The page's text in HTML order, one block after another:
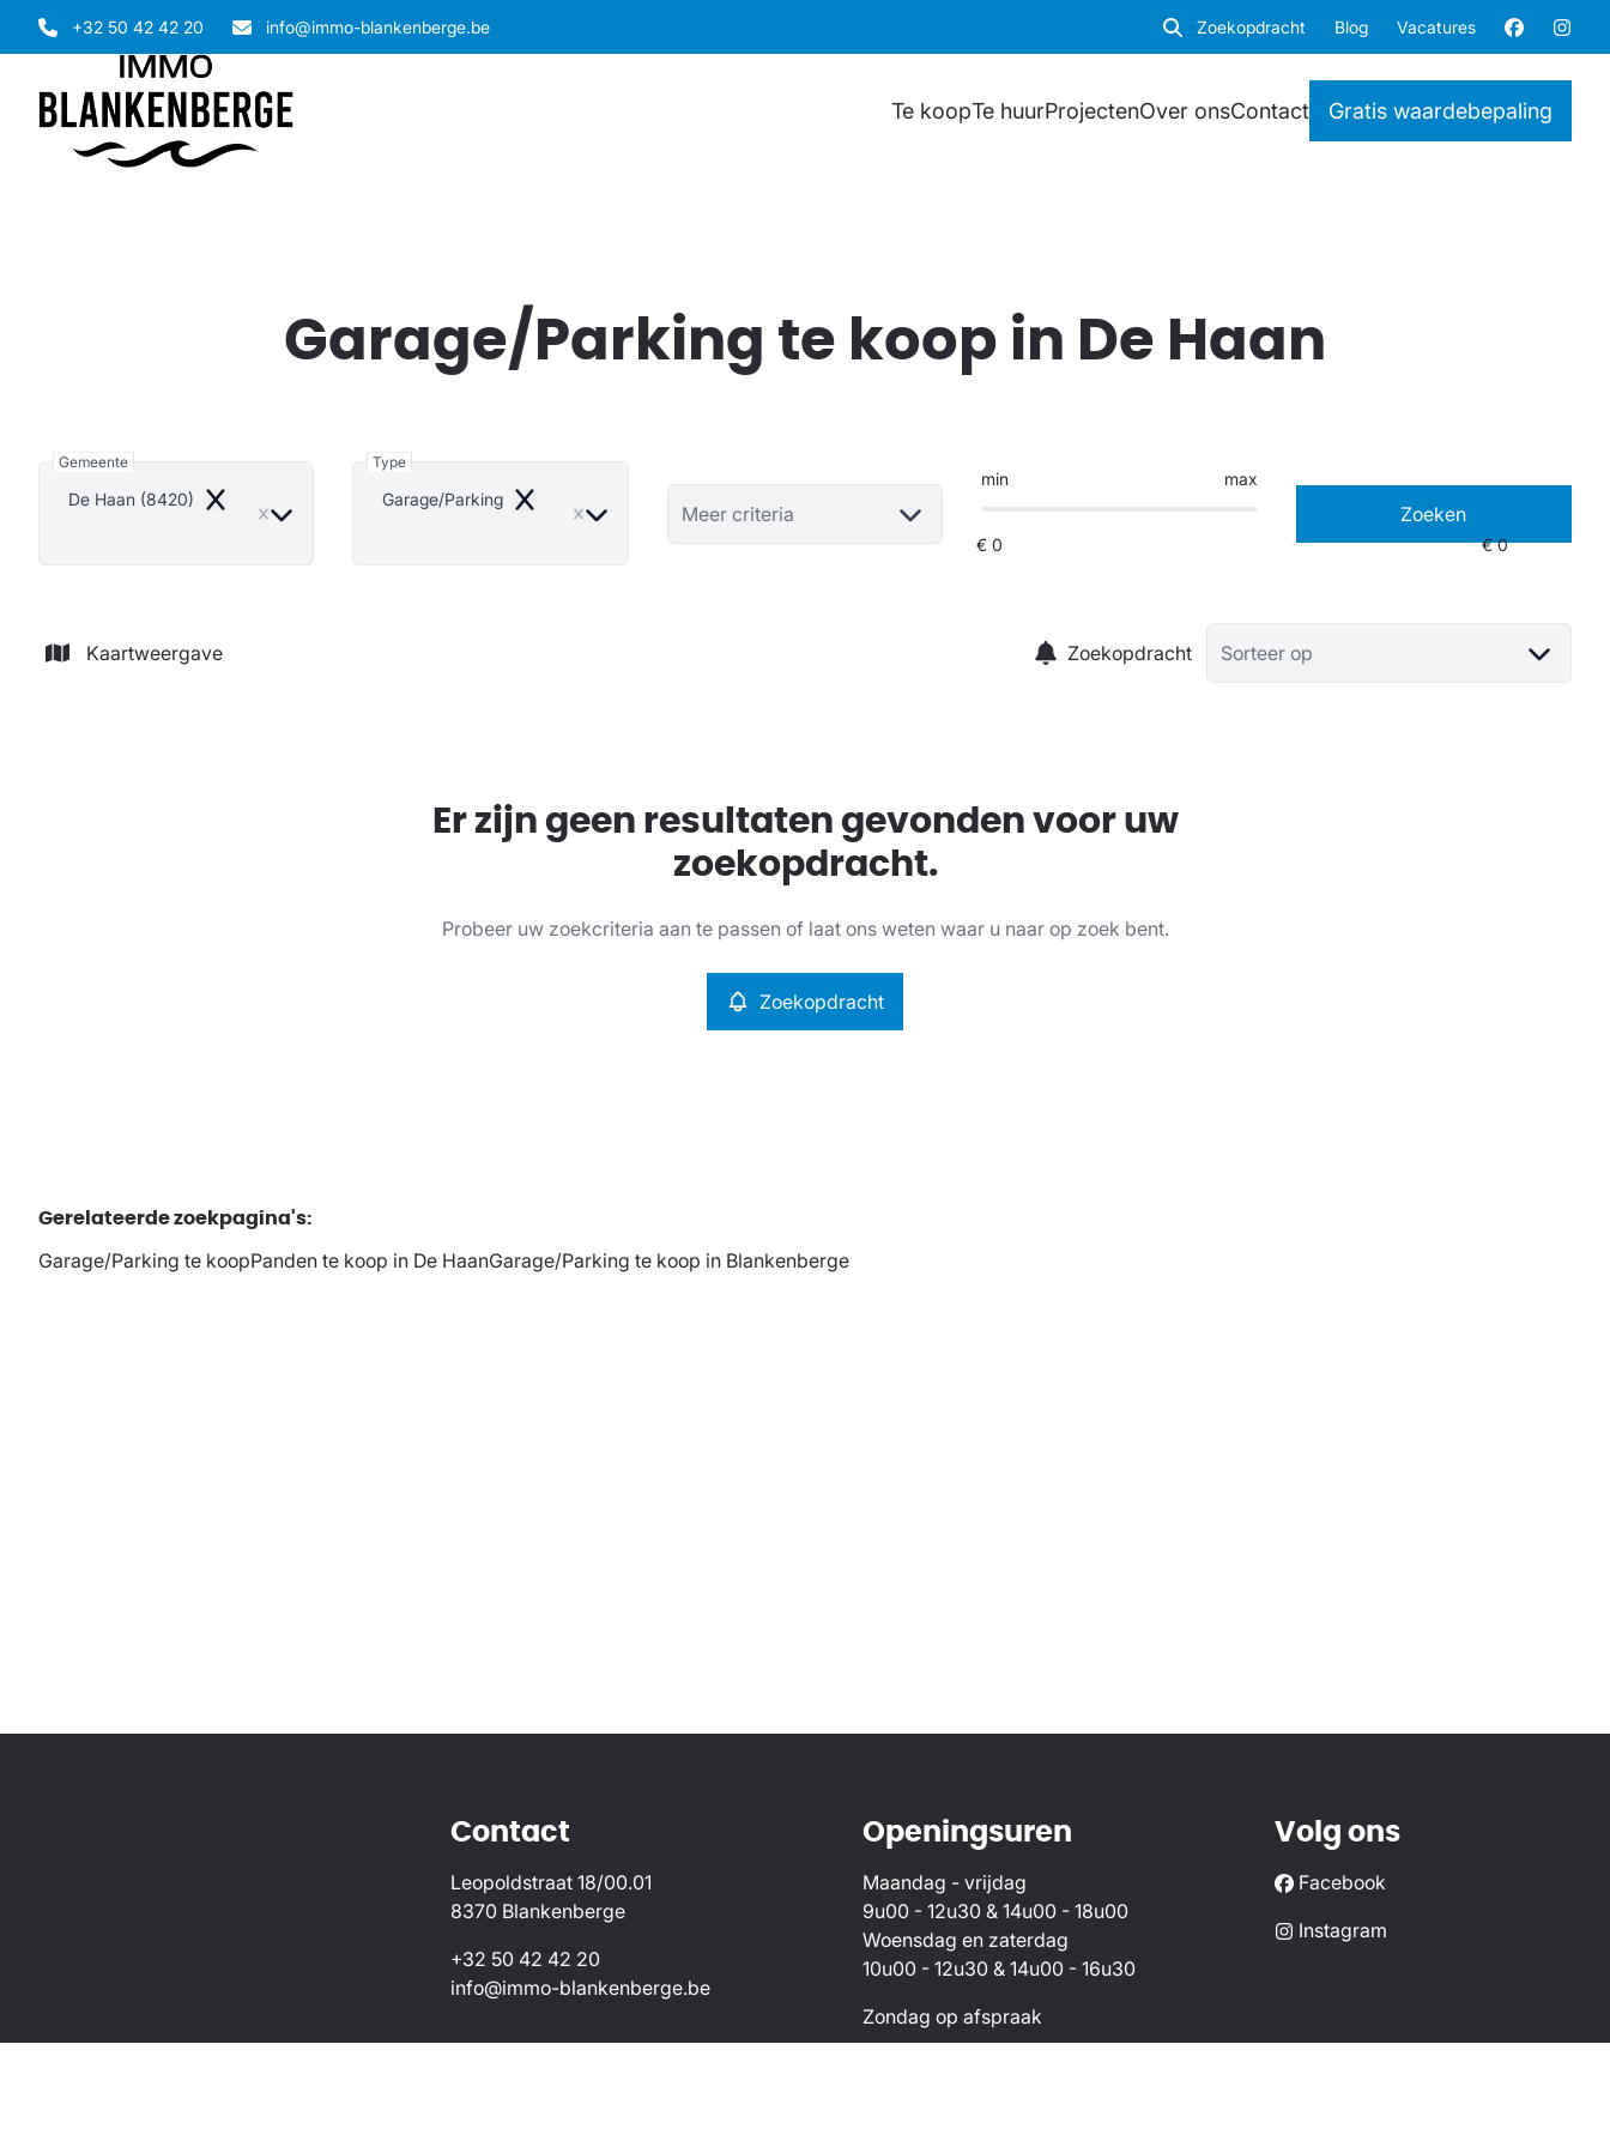
Ga naar hoofdinhoud
+32 50 42 42 20 info@immo-blankenberge.be Zoekopdracht Blog Vacatures
Te koopTe huurProjectenOver onsContact Gratis waardebepaling
Garage/Parking te koop in De Haan
Gemeente
De Haan (8420)
Remove
Type
Garage/Parking
Remove Meer criteria
min max
Zoeken
Kaartweergave Zoekopdracht Sorteer op
Er zijn geen resultaten gevonden voor uw
zoekopdracht.
Probeer uw zoekcriteria aan te passen of laat ons weten waar u naar op zoek bent.
Zoekopdracht
Gerelateerde zoekpagina's:
Garage/Parking te koopPanden te koop in De HaanGarage/Parking te koop in Blankenberge
Contact
Leopoldstraat 18/00.01
8370 Blankenberge
+32 50 42 42 20
info@immo-blankenberge.be
Openingsuren
Maandag - vrijdag
9u00 - 12u30 & 14u00 - 18u00
Woensdag en zaterdag
10u00 - 12u30 & 14u00 - 16u30
Zondag op afspraak
Volg ons
Facebook
Instagram